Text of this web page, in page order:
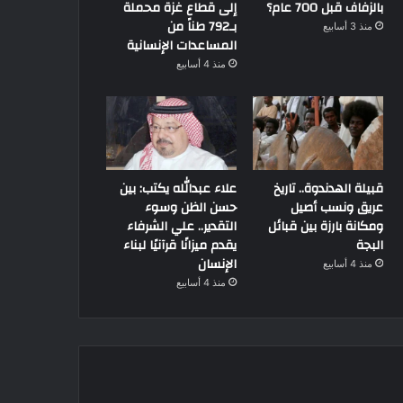
بالزفاف قبل 700 عام؟
منذ 3 أسابيع
إلى قطاع غزة محملة
بـ792 طناً من
المساعدات الإنسانية
منذ 4 أسابيع
قبيلة الهدندوة.. تاريخ
عريق ونسب أصيل
ومكانة بارزة بين قبائل
البجة
منذ 4 أسابيع
علاء عبدالله يكتب: بين
حسن الظن وسوء
التقدير.. علي الشرفاء
يقدم ميزانًا قرآنيًا لبناء
الإنسان
منذ 4 أسابيع